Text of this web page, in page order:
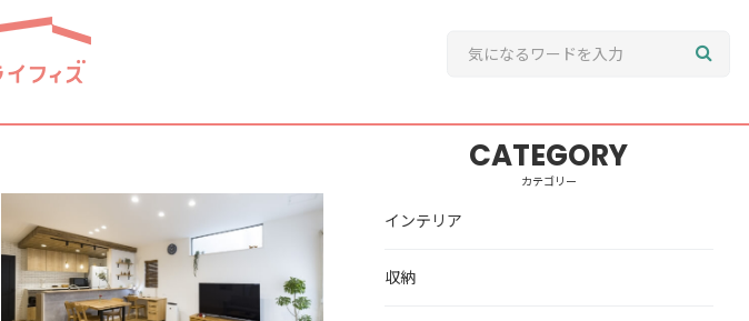
築50年はリフォームか建て替えか？費用・後
悔しない判断基準を徹底比較
CATEGORY
カテゴリー
インテリア
収納